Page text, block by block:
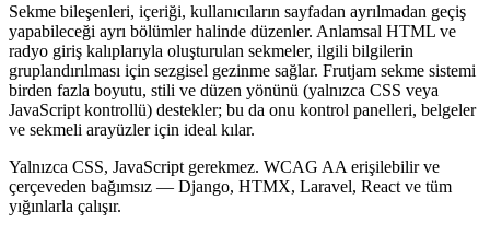
Sekme bileşenleri, içeriği, kullanıcıların sayfadan ayrılmadan geçiş
yapabileceği ayrı bölümler halinde düzenler. Anlamsal HTML ve
radyo giriş kalıplarıyla oluşturulan sekmeler, ilgili bilgilerin
gruplandırılması için sezgisel gezinme sağlar. Frutjam sekme sistemi
birden fazla boyutu, stili ve düzen yönünü (yalnızca CSS veya
JavaScript kontrollü) destekler; bu da onu kontrol panelleri, belgeler
ve sekmeli arayüzler için ideal kılar.
Yalnızca CSS, JavaScript gerekmez. WCAG AA erişilebilir ve
çerçeveden bağımsız — Django, HTMX, Laravel, React ve tüm
yığınlarla çalışır.